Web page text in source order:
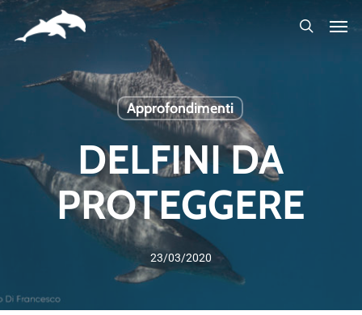
Skip
content
Approfondimenti
DELFINI DA
PROTEGGERE
23/03/2020